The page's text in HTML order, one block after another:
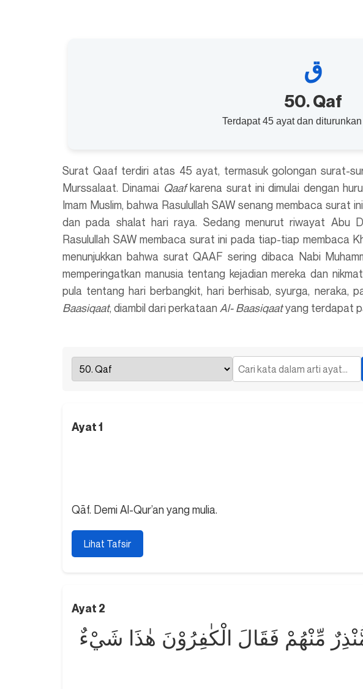
ق
50. Qaf
Terdapat 45 ayat dan
Surat Qaaf terdiri atas 45 ayat, termasuk golongan surat-
Murssalaat. Dinamai Qaafkarena surat ini dimulai dengan
Imam Muslim, bahwa Rasulullah SAW senang membaca surat
dan pada shalat hari raya. Sedang menurut riwayat Abu
Rasulullah SAW membaca surat ini pada tiap-tiap membaca
menunjukkan bahwa surat QAAF sering dibaca Nabi
memperingatkan manusia tentang kejadian mereka dan
pula tentang hari berbangkit, hari berhisab, syurga, neraka,
Baasiqaat, diambil dari perkataan Al- Baasiqaatyang terdapat
Ayat 1
Qāf. Demi Al-Qur’an yang mulia.
Lihat Tafsir
Ayat 2
مِّنْهُمْ فَقَالَ الْكٰفِرُوْنَ هٰذَا شَيْءٌ